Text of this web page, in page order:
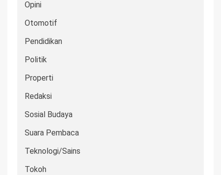
Opini
Otomotif
Pendidikan
Politik
Properti
Redaksi
Sosial Budaya
Suara Pembaca
Teknologi/Sains
Tokoh